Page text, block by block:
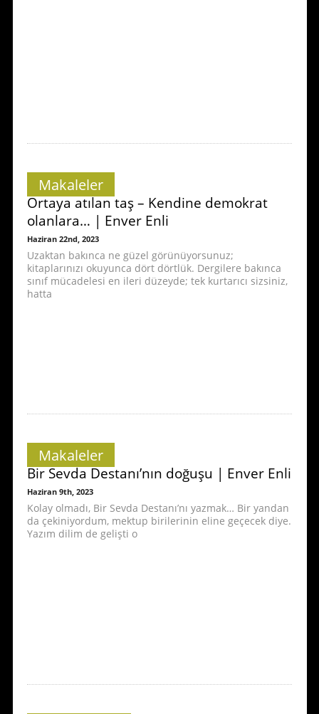
Makaleler
Ortaya atılan taş – Kendine demokrat
olanlara… | Enver Enli
Haziran 22nd, 2023
Uzaktan bakınca ne güzel görünüyorsunuz;
kitaplarınızı okuyunca dört dörtlük. Dergilere bakınca
sınıf mücadelesi en ileri düzeyde; tek kurtarıcı sizsiniz,
hatta
Makaleler
Bir Sevda Destanı’nın doğuşu | Enver Enli
Haziran 9th, 2023
Kolay olmadı, Bir Sevda Destanı’nı yazmak… Bir yandan
da çekiniyordum, mektup birilerinin eline geçecek diye.
Yazım dilim de gelişti o